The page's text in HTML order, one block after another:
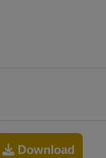
Download